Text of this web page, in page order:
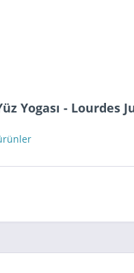
Yogası - Lourdes